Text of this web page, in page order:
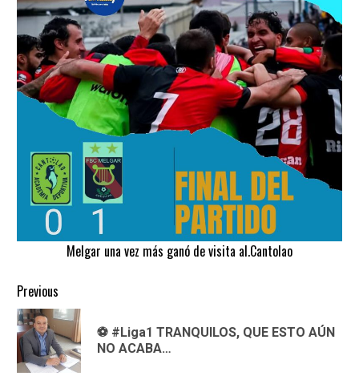
Melgar una vez más ganó de visita al.Cantolao
Continue
Reading
Previous
⚽ #Liga1 TRANQUILOS, QUE ESTO AÚN
NO ACABA…